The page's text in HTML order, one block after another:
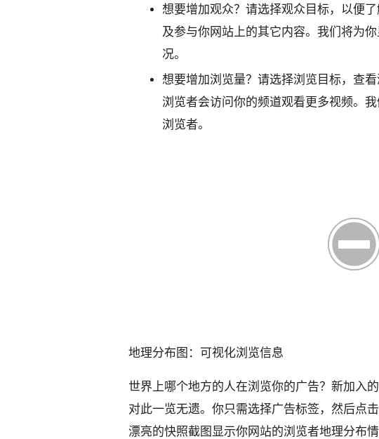
想要增加观众？ 请选择观众目标，以便
及参与你网站上的其它内容。我们将为
况。
想要增加浏览量？ 请选择浏览目标，查
浏览者会访问你的频道观看更多视频。
浏览者。
地理分布图：可视化浏览信息
世界上哪个地方的人在浏览你的广告？新加入的
对此一览无遗。你只需选择广告标签，然后点
漂亮的快照截图显示你网站的浏览者地理分布